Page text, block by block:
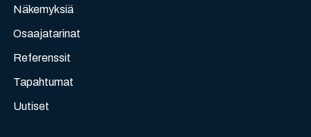
Näkemyksiä
Osaajatarinat
Referenssit
Tapahtumat
Uutiset